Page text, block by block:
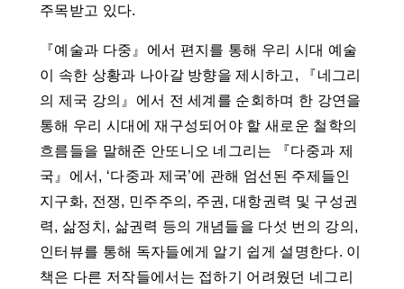
주목받고 있다.
『예술과 다중』에서 편지를 통해 우리 시대 예술
이 속한 상황과 나아갈 방향을 제시하고, 『네그리
의 제국 강의』에서 전 세계를 순회하며 한 강연을
통해 우리 시대에 재구성되어야 할 새로운 철학의
흐름들을 말해준 안또니오 네그리는 『다중과 제
국』에서, ‘다중과 제국’에 관해 엄선된 주제들인
지구화, 전쟁, 민주주의, 주권, 대항권력 및 구성권
력, 삶정치, 삶권력 등의 개념들을 다섯 번의 강의,
인터뷰를 통해 독자들에게 알기 쉽게 설명한다. 이
책은 다른 저작들에서는 접하기 어려웠던 네그리